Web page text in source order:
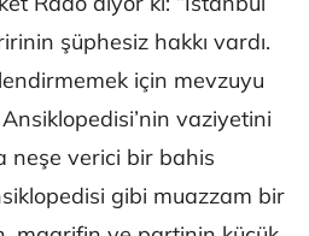
şüphesiz hakkı vardı.
için mevzuyu
vaziyetini
neşe verici bir bahis
gibi muazzam bir